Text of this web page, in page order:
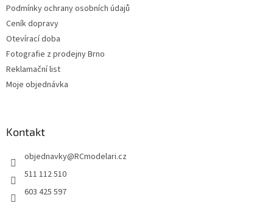
Podmínky ochrany osobních údajů
Ceník dopravy
Otevírací doba
Fotografie z prodejny Brno
Reklamační list
Moje objednávka
Kontakt
objednavky@RCmodelari.cz
511 112 510
603 425 597